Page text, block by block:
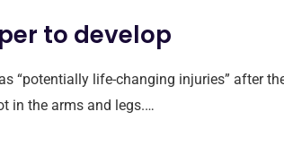
to develop
“potentially life-changing injuries” after
in the arms and legs.…